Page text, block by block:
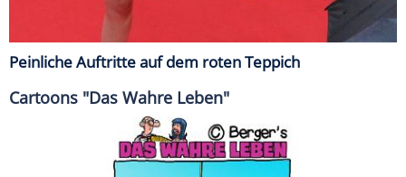
Peinliche Auftritte auf dem roten Teppich
Cartoons "Das Wahre Leben"